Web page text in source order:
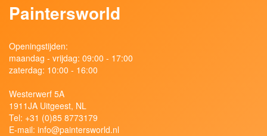
Paintersworld
Openingstijden:
maandag - vrijdag: 09:00 - 17:00
zaterdag: 10:00 - 16:00
Westerwerf 5A
1911JA Uitgeest, NL
Tel: +31 (0)85 8773179
E-mail: info@paintersworld.nl